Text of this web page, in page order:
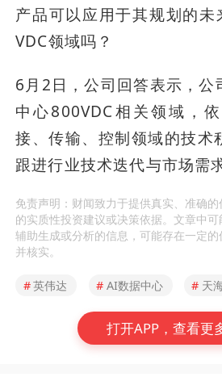
产品可以应用于其规划的
VDC领域吗？
6月2日，公司回答表示，公
中心800VDC相关领域，
接、传输、控制领域的技术
跟进行业技术迭代与市场需
免责声明：财闻致力于提供真实、准确
的实质性投资建议或决策依据。文章中
辅助生成或分析的信息，可能存在一定
并核实。
#英伟达 # AI数据中心 # 天
打开APP，查看更